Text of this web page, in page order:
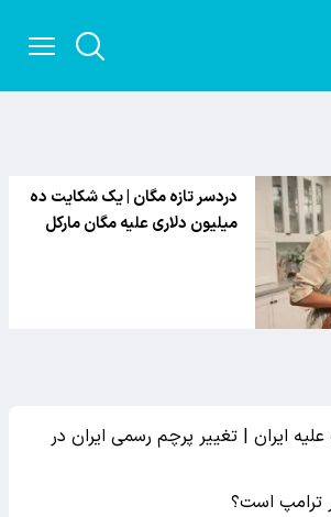
دردسر تازه مگان | یک شکایت ده
میلیون دلاری علیه مگان مارکل
ایران | تغییر پرچم رسمی ایران در
ترامپ است؟